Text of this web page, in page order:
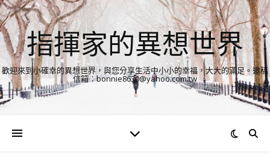
指揮家的異想世界
歡迎來到小確幸的異想世界，與您分享生活中小小的幸福，大大的滿足。邀稿
信箱：bonnie8630@yahoo.com.tw